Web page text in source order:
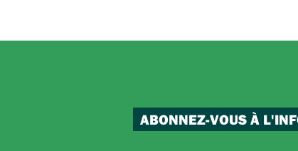
ABONNEZ-VOUS À